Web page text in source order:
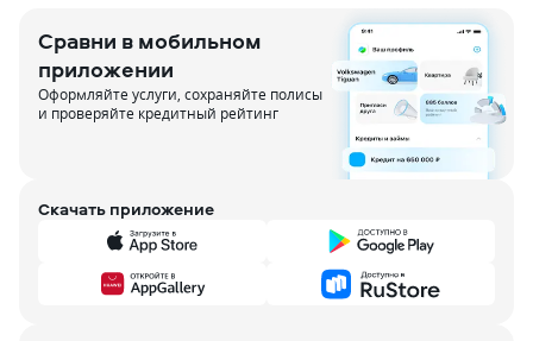
Сравни в мобильном
приложении
Оформляйте услуги, сохраняйте полисы
и проверяйте кредитный рейтинг
Скачать приложение